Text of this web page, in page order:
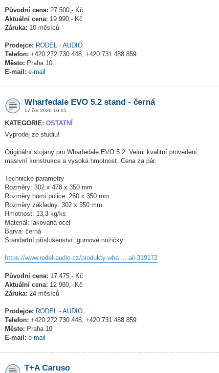
Původní cena: 27 500,- Kč
Aktuální cena: 19 990,- Kč
Záruka: 10 měsíců
Prodejce: RODEL - AUDIO
Telefon: +420 272 730 448, +420 731 488 859
Město: Praha 10
E-mail: e-mail
Wharfedale EVO 5.2 stand - černá
17 čer 2026 16:15
KATEGORIE: OSTATNÍ
Vyprodej ze studiu!
Originální stojany pro Wharfedale EVO 5.2. Velmi kvalitní provedení,
masivní konstrukce a vysoká hmotnost. Cena za pár.
Technické parametry
Rozměry: 302 x 478 x 350 mm
Rozměry horní police: 260 x 350 mm
Rozměry základny: 302 x 350 mm
Hmotnost: 13,3 kg/ks
Materiál: lakovaná ocel
Barva: černá
Standartní příslušenství: gumové nožičky
https://www.rodel-audio.cz/produkty-wha ... ail-319172
Původní cena: 17 475,- Kč
Aktuální cena: 12 980,- Kč
Záruka: 24 měsíců
Prodejce: RODEL - AUDIO
Telefon: +420 272 730 448, +420 731 488 859
Město: Praha 10
E-mail: e-mail
T+A Caruso